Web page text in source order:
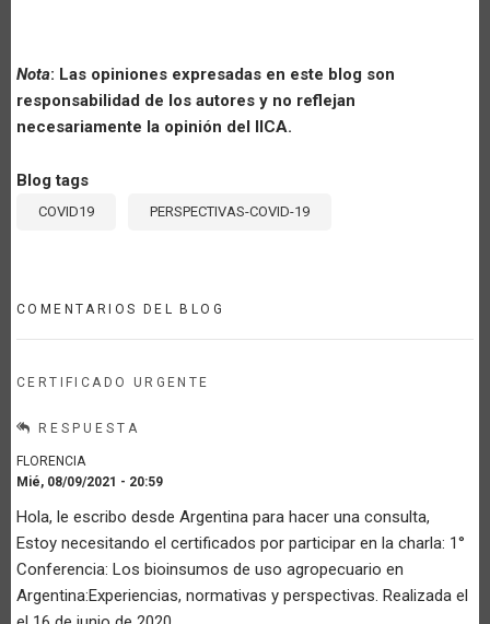
Nota: Las opiniones expresadas en este blog son
responsabilidad de los autores y no reflejan
necesariamente la opinión del IICA.
Blog tags
COVID19 PERSPECTIVAS-COVID-19
COMENTARIOS DEL BLOG
CERTIFICADO URGENTE
RESPUESTA
FLORENCIA
Mié, 08/09/2021 - 20:59
Hola, le escribo desde Argentina para hacer una consulta,
Estoy necesitando el certificados por participar en la charla: 1°
Conferencia: Los bioinsumos de uso agropecuario en
Argentina:Experiencias, normativas y perspectivas. Realizada el